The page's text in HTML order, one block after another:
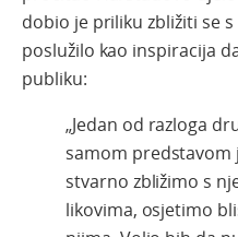
dobio je priliku zbližiti se
poslužilo kao inspiracija
publiku:
„Jedan od razloga
samom predstavom
stvarno zbližimo s
likovima, osjetimo